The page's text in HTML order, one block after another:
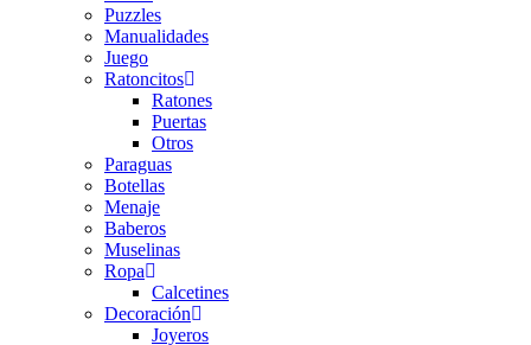
Puzzles
Manualidades
Juego
Ratoncitos
Ratones
Puertas
Otros
Paraguas
Botellas
Menaje
Baberos
Muselinas
Ropa
Calcetines
Decoración
Joyeros